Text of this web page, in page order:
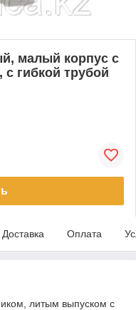
малый корпус с
гибкой трубой
Доставка Оплата
литым выпуском с